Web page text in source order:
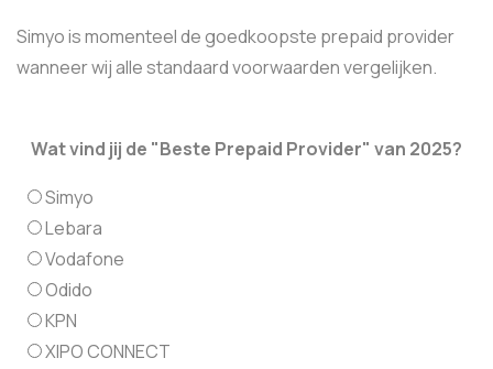
Simyo is momenteel de goedkoopste prepaid provider
wanneer wij alle standaard voorwaarden vergelijken.
Wat vind jij de "Beste Prepaid Provider" van 2025?
Simyo
Lebara
Vodafone
Odido
KPN
XIPO CONNECT